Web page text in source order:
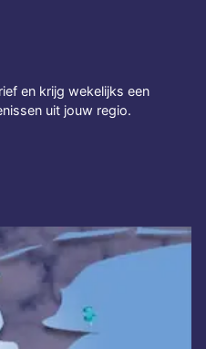
en krijg wekelijks een
uit jouw regio.